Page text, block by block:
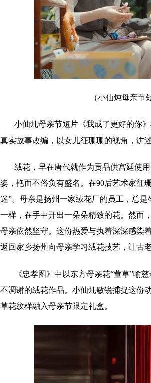
（小仙炖母亲节
小仙炖母亲节短片《我成了更好的你
真实故事改编，以女儿征珊珊的视角，讲
绒花，早在唐代就作为贡品供宫廷使
姿，艳而不俗负有盛名。在90后艺术家征
迷”。母亲是扬州一家绒花厂的员工，总
一样，在手中开出一朵朵精致的花。然而
母亲依然坚守。这份热爱与执着深深感染
返回家乡扬州向母亲学习绒花技艺，让古
《忠孝图》中以东方母亲花“萱草”喻
不凋谢的绒花作品。小仙炖敏锐捕捉这份
草花纹样融入母亲节限定礼盒。